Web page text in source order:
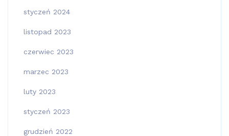
styczeń 2024
listopad 2023
czerwiec 2023
marzec 2023
luty 2023
styczeń 2023
grudzień 2022